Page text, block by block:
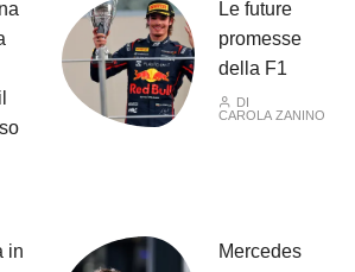
Le future
promesse
della F1
DI
CAROLA ZANINO
in
Mercedes